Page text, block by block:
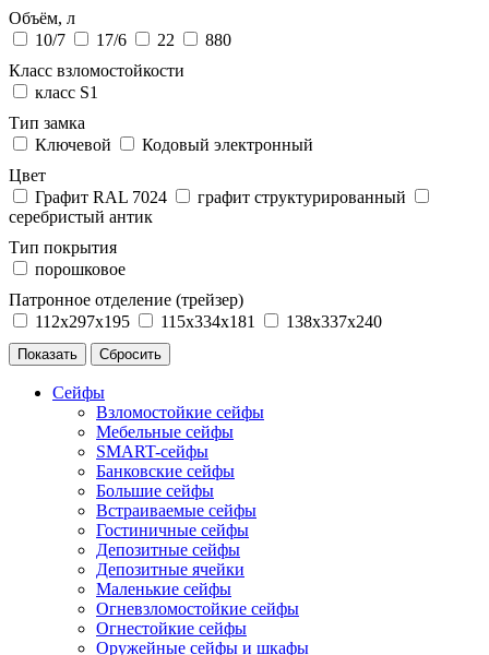
Объём, л
10/7
17/6 22
880
Класс взломостойкости
класс S1
Тип замка
Ключевой
Кодовый электронный
Цвет
Графит RAL 7024
графит структурированный
серебристый антик
Тип покрытия
порошковое
Патронное отделение (трейзер)
112x297x195
115x334x181 138x337x240
Сейфы
Взломостойкие сейфы
Мебельные сейфы
SMART-сейфы
Банковские сейфы
Большие сейфы
Встраиваемые сейфы
Гостиничные сейфы
Депозитные сейфы
Депозитные ячейки
Маленькие сейфы
Огневзломостойкие сейфы
Огнестойкие сейфы
Оружейные сейфы и шкафы